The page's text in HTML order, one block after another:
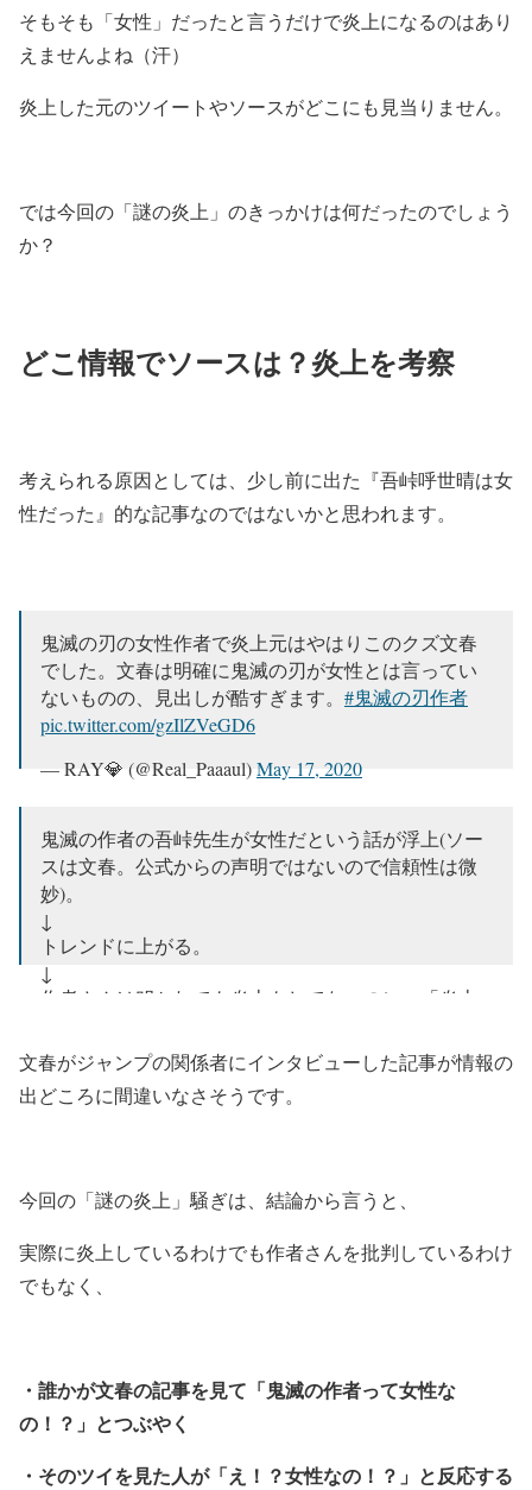
— 深爪＠新刊「立て板に泥水」発売中
(@fukazume_taro)May 17, 2020
そもそも「女性」だったと言うだけで炎上になるのはあり
えませんよね（汗）
炎上した元のツイートやソースがどこにも見当りません。
では今回の「謎の炎上」のきっかけは何だったのでしょう
か？
どこ情報でソースは？炎上を考察
考えられる原因としては、少し前に出た『吾峠呼世晴は女
性だった』的な記事なのではないかと思われます。
鬼滅の刃の女性作者で炎上元はやはりこのクズ文春
でした。文春は明確に鬼滅の刃が女性とは言ってい
ないものの、見出しが酷すぎます。 #鬼滅の刃作者
pic.twitter.com/gzIlZVeGD6
— RAY💎 (@Real_Paaaul)May 17, 2020
鬼滅の作者の吾峠先生が女性だという話が浮上(ソー
スは文春。公式からの声明ではないので信頼性は微
妙)。
↓
トレンドに上がる。
↓
作者さんは叩かれても炎上もしてないのに、「炎上
https://t.co/jbI10xjpwP
— 小林小噺 (@allfiction_2525)
文春がジャンプの関係者にインタビューした記事が情報の
出どころに間違いなさそうです。
今回の「謎の炎上」騒ぎは、結論から言うと、
実際に炎上しているわけでも作者さんを批判しているわけ
でもなく、
・誰かが文春の記事を見て「鬼滅の作者って女性な
の！？」とつぶやく
・そのツイを見た人が「え！？女性なの！？」と反応する